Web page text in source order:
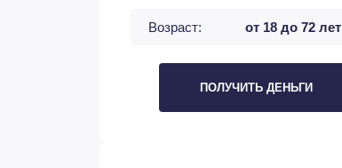
Возраст: от 18 до 72 лет
ПОЛУЧИТЬ ДЕНЬГИ